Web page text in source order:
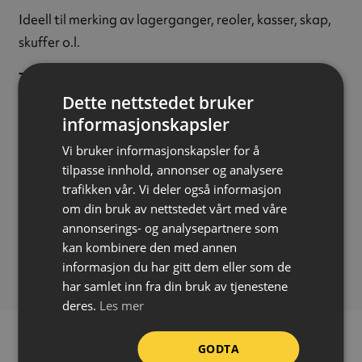
Ideell til merking av lagerganger, reoler, kasser, skap,
skuffer o.l.
Tegn:
Tekstfarge:Sort
Bakgrunnsfarge:Gul
Tekststørrelse:15 mm
Materiale:Vinylbelagt tekstil
Størrelse:14 x 19 mm
Påføring:Selvklebende
Bruksområde:Inne
Forpakning:
Ark á 32 stk
Dette nettstedet bruker
informasjonskapsler
Vi bruker informasjonskapsler for å
tilpasse innhold, annonser og analysere
trafikken vår. Vi deler også informasjon
om din bruk av nettstedet vårt med våre
annonserings- og analysepartnere som
kan kombinere den med annen
informasjon du har gitt dem eller som de
har samlet inn fra din bruk av tjenestene
deres. Les mer
GODTA